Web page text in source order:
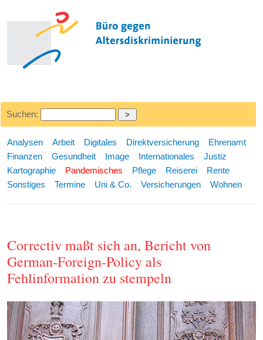
Suchen:
Analysen Arbeit Digitales Direktversicherung
Ehrenamt
Finanzen
Gesundheit Image Internationales
Justiz
Kartographie
Pandemisches Pflege Reiserei
Rente
Sonstiges
Termine Uni & Co. Versicherungen Wohnen
Correctiv maßt sich an, Bericht von
German-Foreign-Policy als
Fehlinformation zu stempeln